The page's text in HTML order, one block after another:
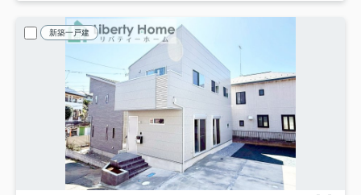
新築一戸建